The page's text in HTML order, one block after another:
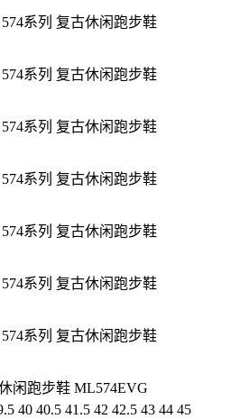
闲跑步鞋 ML574EVG
40 40.5 41.5 42 42.5 43 44 45